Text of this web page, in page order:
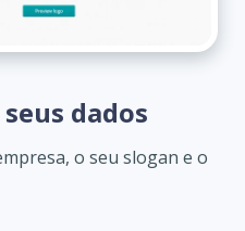
dados
o seu slogan e o